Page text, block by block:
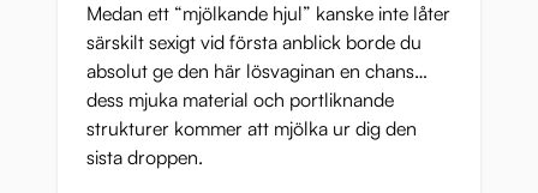
Medan ett “mjölkande hjul” kanske inte låter
särskilt sexigt vid första anblick borde du
absolut ge den här lösvaginan en chans…
dess mjuka material och portliknande
strukturer kommer att mjölka ur dig den
sista droppen.